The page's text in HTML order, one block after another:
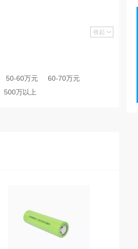
收起
50-60万元
60-70万元
500万以上